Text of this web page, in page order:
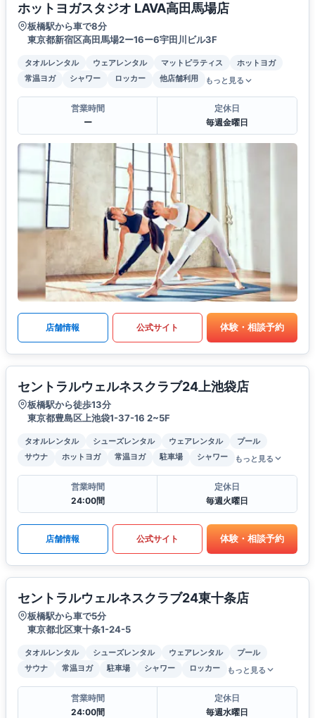
ホットヨガスタジオ LAVA高田馬場店
板橋駅から車で8分
東京都新宿区高田馬場2ー16ー6宇田川ビル3F
タオルレンタル ウェアレンタル マットピラティス
ホットヨガ
常温ヨガ
シャワー ロッカー 他店舗利用 もっと見る
営業時間
ー
定休日
毎週金曜日
店舗情報 公式サイト 体験・相談予約
セントラルウェルネスクラブ24上池袋店
板橋駅から徒歩13分
東京都豊島区上池袋1-37-16 2~5F
タオルレンタル シューズレンタル ウェアレンタル
プール
サウナ
ホットヨガ 常温ヨガ 駐車場 シャワー もっと見る
営業時間
24:00間
定休日
毎週火曜日
店舗情報 公式サイト 体験・相談予約
セントラルウェルネスクラブ24東十条店
板橋駅から車で5分
東京都北区東十条1-24-5
タオルレンタル シューズレンタル ウェアレンタル
プール
サウナ
常温ヨガ 駐車場 シャワー ロッカー もっと見る
営業時間
24:00間
定休日
毎週水曜日